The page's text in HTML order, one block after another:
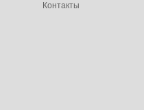
Контакты